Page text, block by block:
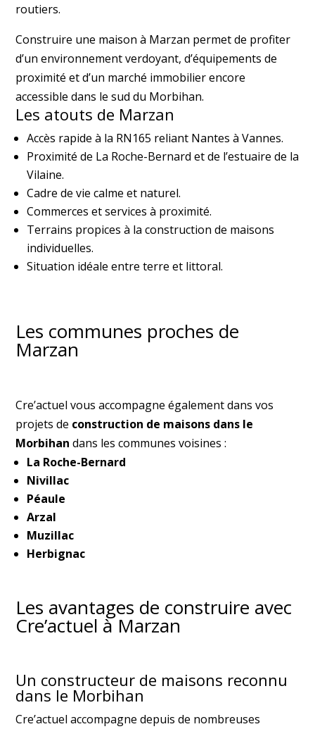
routiers.
Construire une maison à Marzan permet de profiter
d’un environnement verdoyant, d’équipements de
proximité et d’un marché immobilier encore
accessible dans le sud du Morbihan.
Les atouts de Marzan
Accès rapide à la RN165 reliant Nantes à Vannes.
Proximité de La Roche-Bernard et de l’estuaire de la
Vilaine.
Cadre de vie calme et naturel.
Commerces et services à proximité.
Terrains propices à la construction de maisons
individuelles.
Situation idéale entre terre et littoral.
Les communes proches de
Marzan
Cre’actuel vous accompagne également dans vos
projets de construction de maisons dans le
Morbihan dans les communes voisines :
La Roche-Bernard
Nivillac
Péaule
Arzal
Muzillac
Herbignac
Les avantages de construire avec
Cre’actuel à Marzan
Un constructeur de maisons reconnu
dans le Morbihan
Cre’actuel accompagne depuis de nombreuses